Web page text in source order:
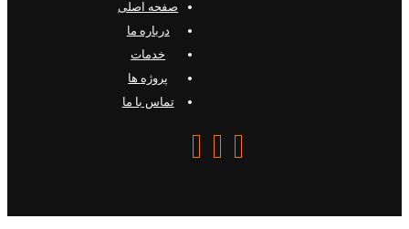
صفحه اصلی
درباره ما
خدمات
پروژه ها
تماس با ما